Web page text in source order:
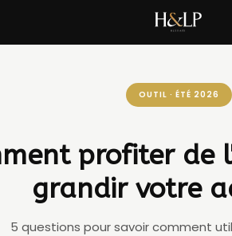
OUTIL · ÉTÉ 2026
profiter de
grandir votre
5 questions pour savoir comment